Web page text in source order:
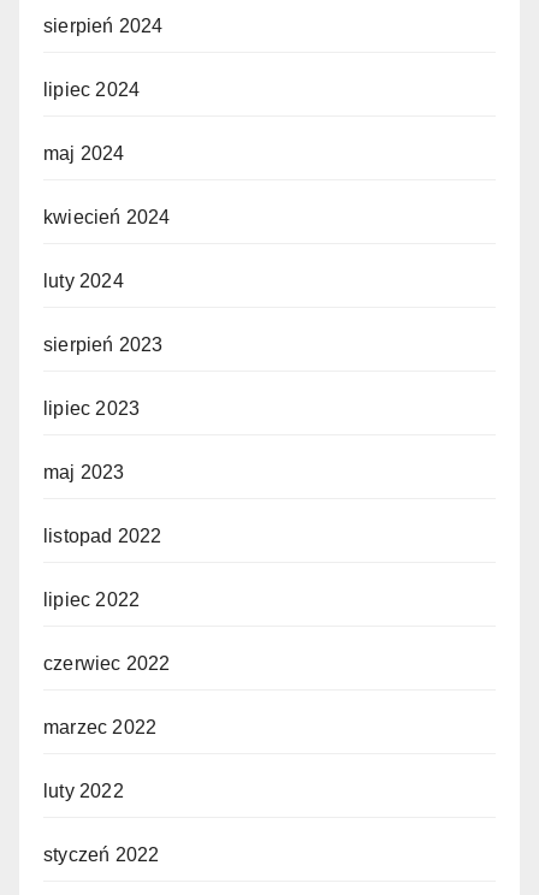
sierpień 2024
lipiec 2024
maj 2024
kwiecień 2024
luty 2024
sierpień 2023
lipiec 2023
maj 2023
listopad 2022
lipiec 2022
czerwiec 2022
marzec 2022
luty 2022
styczeń 2022